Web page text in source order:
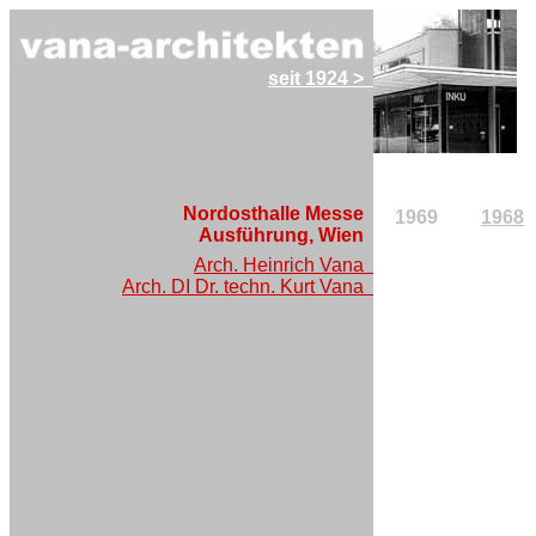
seit 1924 >
Nordosthalle Messe
Ausführung, Wien
Arch. Heinrich Vana
Arch. DI Dr. techn. Kurt Vana
1969 1968